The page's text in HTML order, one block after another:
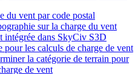
du vent par code postal
sur la charge du vent
intégrée dans SkyCiv S3D
pour les calculs de charge de vent
la catégorie de terrain pour
de vent